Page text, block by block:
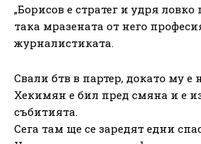
„Борисов е стратег и удря ловко
така мразената от него
журналистиката.
Свали бтв в партер, докато му е
Хекимян е бил пред смяна и е
събитията.
Сега там ще се заредят едни